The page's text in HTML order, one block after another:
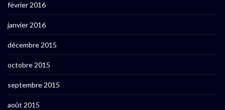
février 2016
janvier 2016
décembre 2015
octobre 2015
septembre 2015
août 2015